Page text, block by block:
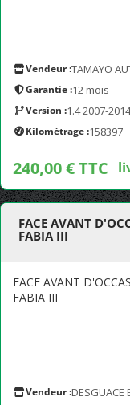
Vendeur :TAMAYO
Garantie :12 mois
Version :1.4 2007-2014
Kilométrage :158397
240,00 € TTC
FACE AVANT
FABIA III
FACE AVANT
FABIA III
Vendeur :DESGUACE